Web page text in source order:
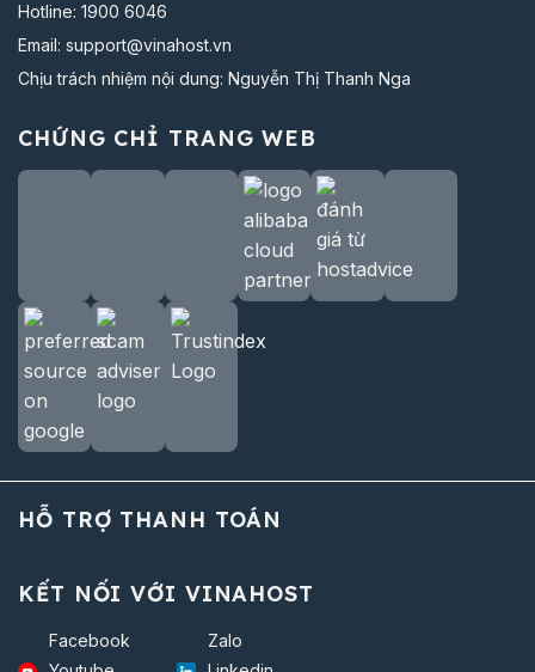
Hotline: 1900 6046
Email: support@vinahost.vn
Chịu trách nhiệm nội dung: Nguyễn Thị Thanh Nga
CHỨNG CHỈ TRANG WEB
HỖ TRỢ THANH TOÁN
KẾT NỐI VỚI VINAHOST
Facebook
Zalo